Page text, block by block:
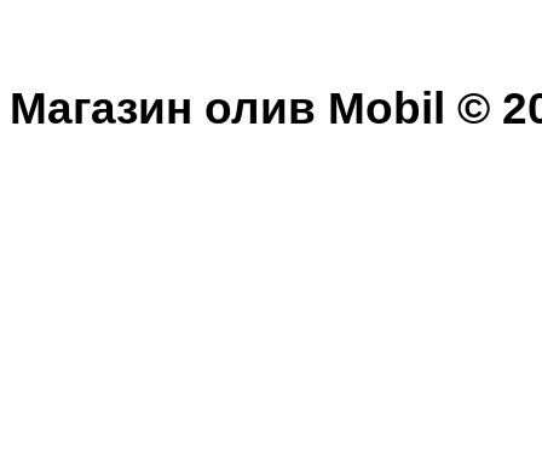
Магазин олив Mobil ©